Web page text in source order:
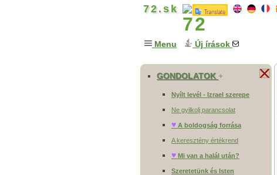
72.sk
Menu Új írások
GONDOLATOK +
Nyílt levél - Izrael szerepe
Ne gyilkolj parancsolat
♥ A boldogság forrása
A keresztény értékrend
♥ Mi van a halál után?
Szeretetünk és Isten